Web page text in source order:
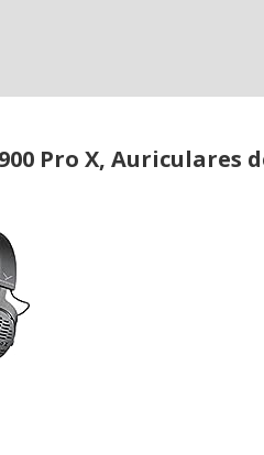
Pro X, Auriculares